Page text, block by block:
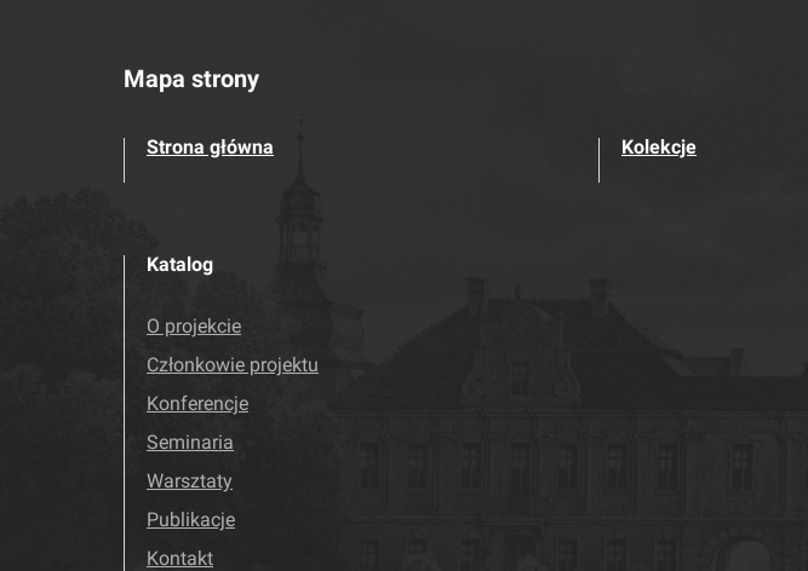
Mapa strony
Strona główna Kolekcje
Katalog
O projekcie
Członkowie projektu
Konferencje
Seminaria
Warsztaty
Publikacje
Kontakt